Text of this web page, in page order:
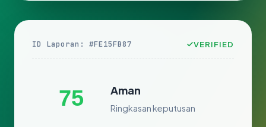
ID Laporan: #FE15FB87 VERIFIED
75 Aman
Ringkasan keputusan